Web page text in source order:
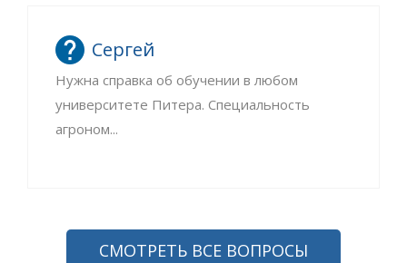
Сергей
Нужна справка об обучении в любом
университете Питера. Специальность
агроном...
СМОТРЕТЬ ВСЕ ВОПРОСЫ